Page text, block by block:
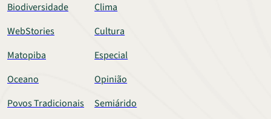
Biodiversidade
Clima
WebStories
Cultura
Matopiba
Especial
Oceano
Opinião
Povos Tradicionais
Semiárido